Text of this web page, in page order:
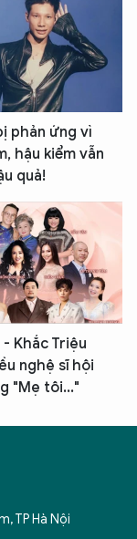
phản ứng vì
hậu kiểm vẫn
quả!
- Khắc Triệu
nghệ sĩ hội
"Mẹ tôi..."
TP Hà Nội